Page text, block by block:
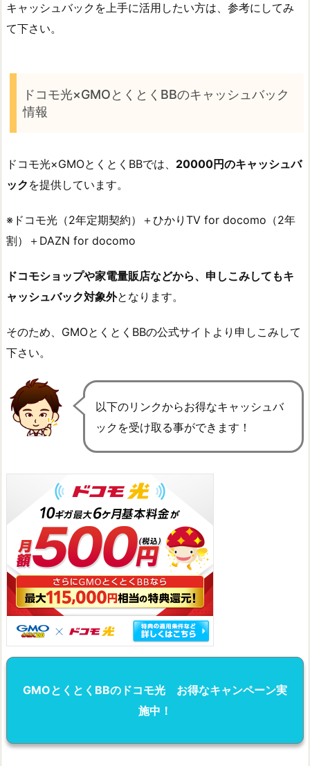
キャッシュバックを上手に活用したい方は、参考にしてみ
て下さい。
ドコモ光×GMOとくとくBBのキャッシュバック
情報
ドコモ光×GMOとくとくBBでは、 20000円のキャッシュバ
ック を提供しています。
※ドコモ光（2年定期契約）＋ひかりTV for docomo（2年
割）＋DAZN for docomo
ドコモショップや家電量販店などから、申しこみしてもキ
ャッシュバック対象外となります。
そのため、GMOとくとくBBの公式サイトより申しこみして
下さい。
以下のリンクからお得なキャッシュバ
ックを受け取る事ができます！
GMOとくとくBBのドコモ光 お得なキャンペーン実
施中！